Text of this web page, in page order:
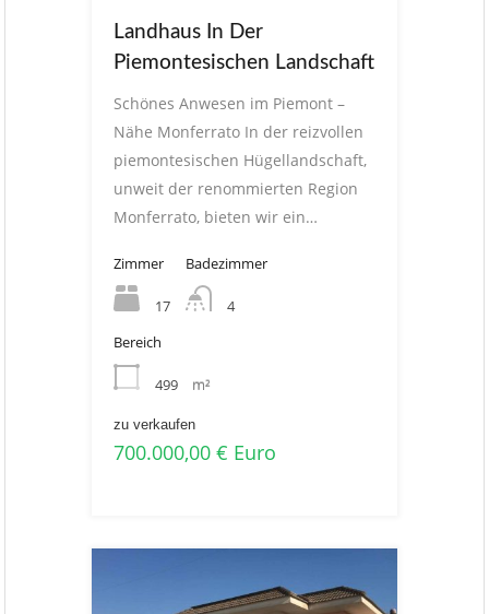
Landhaus In Der
Piemontesischen Landschaft
Schönes Anwesen im Piemont –
Nähe Monferrato In der reizvollen
piemontesischen Hügellandschaft,
unweit der renommierten Region
Monferrato, bieten wir ein…
Zimmer
17
Badezimmer
4
Bereich
499 m²
zu verkaufen
700.000,00 € Euro